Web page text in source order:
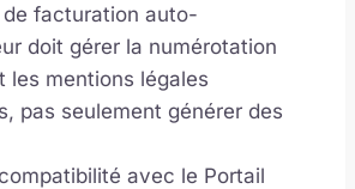
facturation auto-
doit gérer la numérotation
les mentions légales
pas seulement générer des
avec le Portail